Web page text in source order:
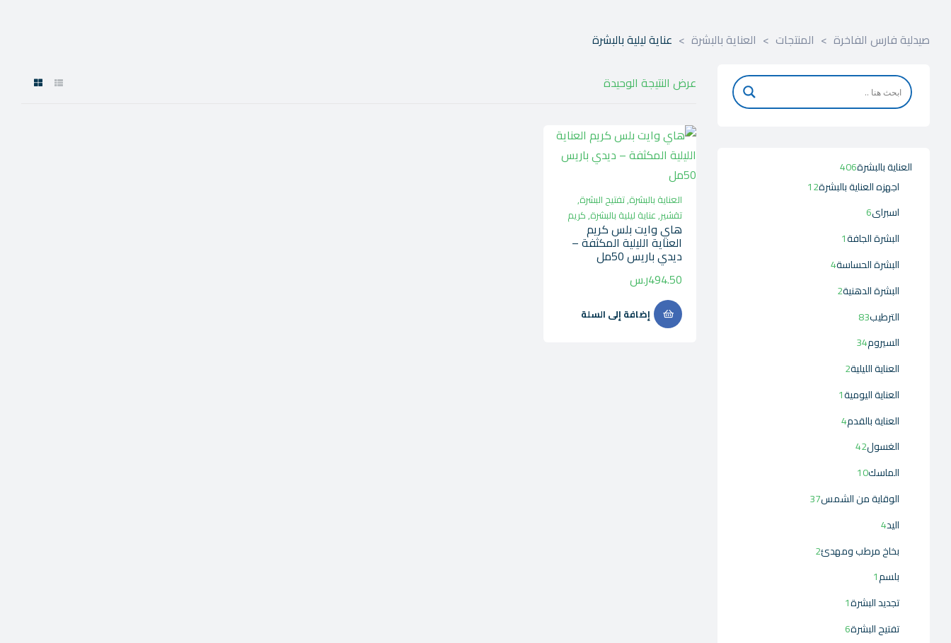
صيدلية فارس الفاخرة > المنتجات > العناية بالبشرة > عناية ليلية بالبشرة
عرض النتيجة الوحيدة
العناية بالبشرة,تفتيح البشرة,
تقشير,عناية ليلية بالبشرة,كريم
هاي وايت بلس كريم
العناية الليلية المكثفة –
ديدي باريس 50مل
494.50ر.س
إضافة إلى السلة
العناية بالبشرة406
اجهزه العناية بالبشرة12
اسبراى6
البشرة الجافة1
البشرة الحساسة4
البشرة الدهنية2
الترطيب83
السيروم34
العناية الليلية2
العناية اليومية1
العناية بالقدم4
الغسول42
الماسك10
الوقاية من الشمس37
اليد4
بخاخ مرطب ومهدئ2
بلسم1
تجديد البشرة1
تفتيح البشرة6